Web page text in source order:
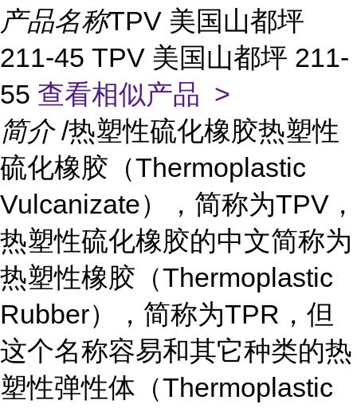
产品名称TPV 美国山都坪
211-45 TPV 美国山都坪 211-
55 查看相似产品 >
简介 /热塑性硫化橡胶热塑性
硫化橡胶（Thermoplastic
Vulcanizate），简称为TPV，
热塑性硫化橡胶的中文简称为
热塑性橡胶（Thermoplastic
Rubber），简称为TPR，但
这个名称容易和其它种类的热
塑性弹性体（Thermoplastic